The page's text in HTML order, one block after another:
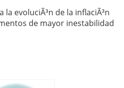
evoluciÃ³n de la inflaciÃ³n
de mayor inestabilidad